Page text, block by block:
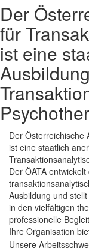
Der
für
ist eine
Der Österreichische
ist eine staatlich
Der ÖATA
Ausbildung und
in den vielfältigen
professionelle
Ihre Organisation
Unsere